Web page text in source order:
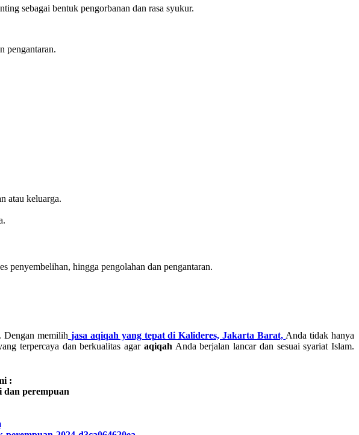
sebagai bentuk pengorbanan dan rasa syukur.
pengantaran.
atau keluarga.
penyembelihan, hingga pengolahan dan pengantaran.
Dengan memilih jasa aqiqah yang tepat di Kalideres, Jakarta Barat, Anda tidak hanya
terpercaya dan berkualitas agar aqiqah Anda berjalan lancar dan sesuai syariat Islam.
:
dan perempuan